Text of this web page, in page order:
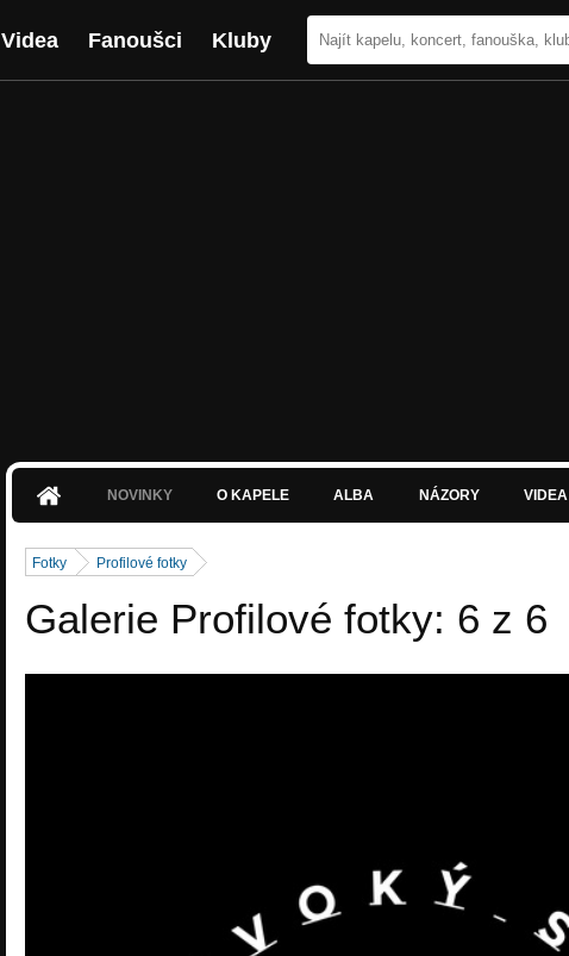
Videa Fanoušci Kluby
NOVINKY O KAPELE ALBA NÁZORY VIDEA
Fotky Profilové fotky
Galerie Profilové fotky: 6 z 6